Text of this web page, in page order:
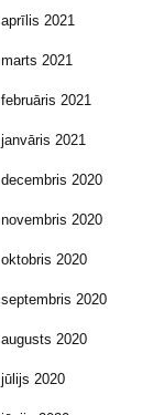
aprīlis 2021
marts 2021
februāris 2021
janvāris 2021
decembris 2020
novembris 2020
oktobris 2020
septembris 2020
augusts 2020
jūlijs 2020